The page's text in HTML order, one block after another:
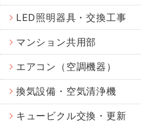
LED照明器具・交換工事
マンション共用部
エアコン（空調機器）
換気設備・空気清浄機
キュービクル交換・更新